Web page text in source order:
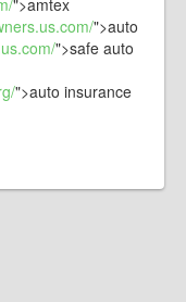
">amtex
">auto
">safe auto
">auto insurance